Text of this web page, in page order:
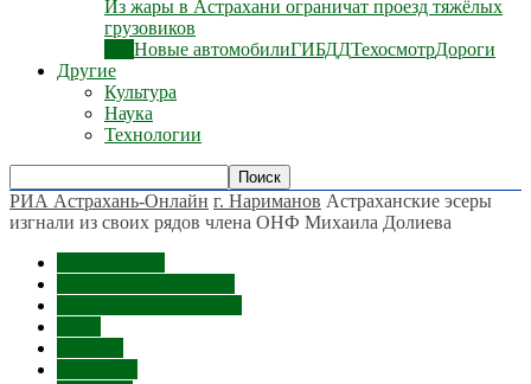
Из жары в Астрахани ограничат проезд тяжёлых
грузовиков
Новые автомобилиГИБДДТехосмотрДороги
Другие
Культура
Наука
Технологии
РИА Астрахань-Онлайн г. Нариманов Астраханские эсеры
изгнали из своих рядов члена ОНФ Михаила Долиева